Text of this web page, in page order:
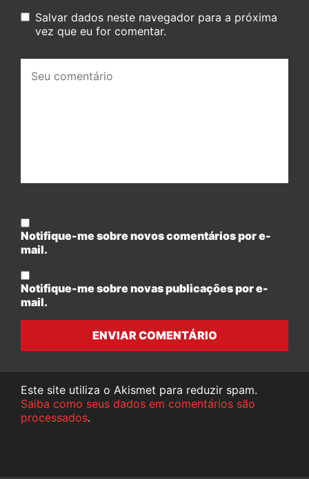
Salvar dados neste navegador para a próxima
vez que eu for comentar.
comentário:
Notifique-me sobre novos comentários por e-
mail.
Notifique-me sobre novas publicações por e-
mail.
ENVIAR COMENTÁRIO
Este site utiliza o Akismet para reduzir spam.
Saiba como seus dados em comentários são
processados.